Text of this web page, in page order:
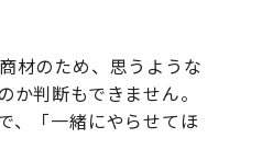
材のため、思うような
判断もできません。
、「一緒にやらせてほ